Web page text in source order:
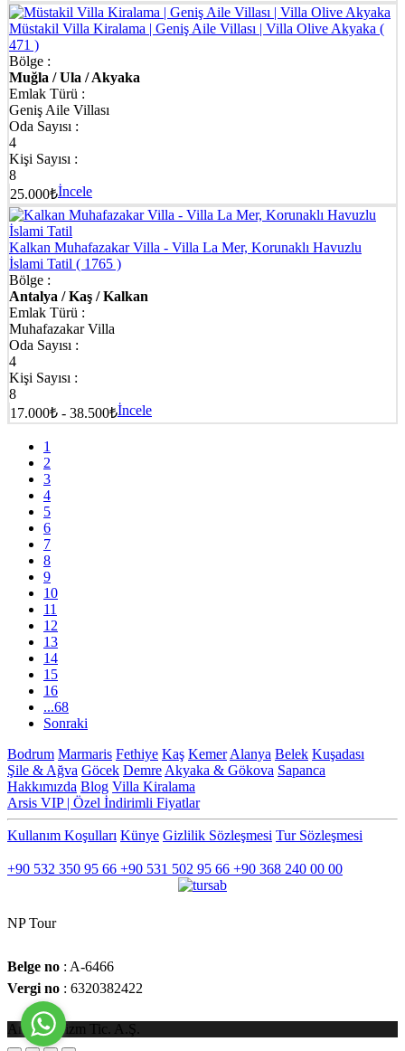
Müstakil Villa Kiralama | Geniş Aile Villası | Villa Olive Akyaka (
471 )
Bölge :
Muğla / Ula / Akyaka
Emlak Türü :
Geniş Aile Villası
Oda Sayısı :
4
Kişi Sayısı :
8
25.000₺İncele
Kalkan Muhafazakar Villa - Villa La Mer, Korunaklı Havuzlu
İslami Tatil ( 1765 )
Bölge :
Antalya / Kaş / Kalkan
Emlak Türü :
Muhafazakar Villa
Oda Sayısı :
4
Kişi Sayısı :
8
17.000₺ - 38.500₺İncele
1
2
3
4
5
6
7
8
9
10
11
12
13
14
15
16
...68
Sonraki
Bodrum Marmaris Fethiye Kaş Kemer Alanya Belek Kuşadası
Şile & Ağva Göcek Demre Akyaka & Gökova Sapanca
Hakkımızda Blog Villa Kiralama
Arsis VIP | Özel İndirimli Fiyatlar
Kullanım Koşulları Künye Gizlilik Sözleşmesi Tur Sözleşmesi
+90 532 350 95 66 +90 531 502 95 66 +90 368 240 00 00
NP Tour
Belge no : A-6466
Vergi no : 6320382422
Arsiat Turizm Tic. A.Ş.